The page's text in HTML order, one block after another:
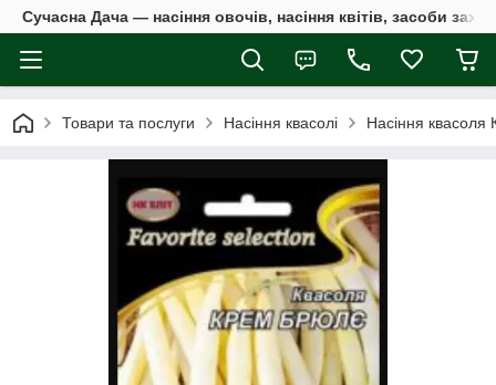
Сучасна Дача — насіння овочів, насіння квітів, засоби
Товари та послуги Насіння квасолі Насіння